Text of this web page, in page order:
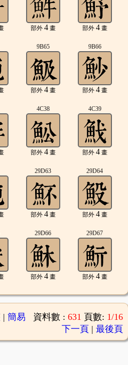
部外 4畫 部外 4畫
9B65
部外 4畫
9B66
部外 4畫
4C38
部外 4畫
4C39
部外 4畫
29D63
部外 4畫
29D64
部外 4畫
29D66
部外 4畫
29D67
部外 4畫
| 簡易 資料數 : 631 頁數: 1/16
下一頁| 最後頁